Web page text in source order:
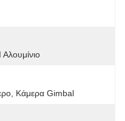
Κάμερα Gimbal